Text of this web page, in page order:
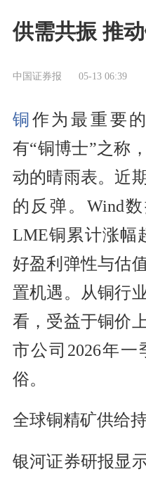
供需共振 推
中国证券报 05-13 06:39
铜 作为最重要
有“铜博士”之称
动的晴雨表。近
的反弹。Wind
LME铜累计涨幅
好盈利弹性与估
置机遇。从铜行
看，受益于铜价
市公司2026年
俗。
全球铜精矿供给
银河证券研报显